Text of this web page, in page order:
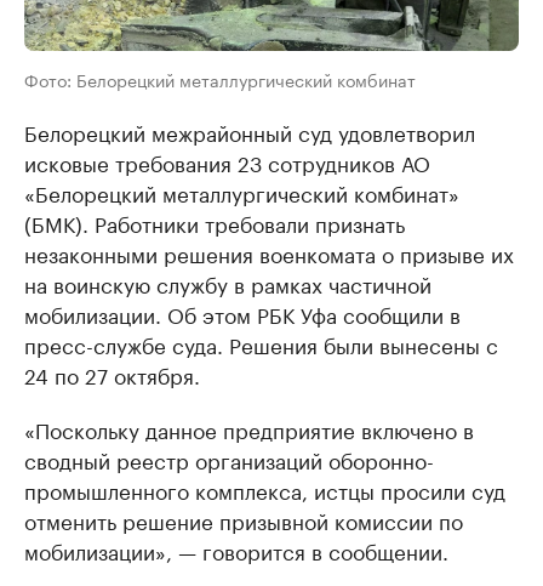
Фото: Белорецкий металлургический комбинат
Белорецкий межрайонный суд удовлетворил
исковые требования 23 сотрудников АО
«Белорецкий металлургический комбинат»
(БМК). Работники требовали признать
незаконными решения военкомата о призыве их
на воинскую службу в рамках частичной
мобилизации. Об этом РБК Уфа сообщили в
пресс-службе суда. Решения были вынесены с
24 по 27 октября.
«Поскольку данное предприятие включено в
сводный реестр организаций оборонно-
промышленного комплекса, истцы просили суд
отменить решение призывной комиссии по
мобилизации», — говорится в сообщении.